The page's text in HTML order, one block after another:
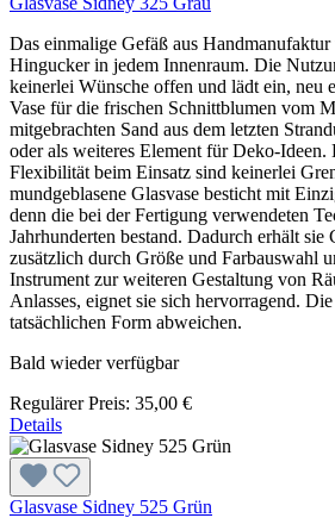
Das einmalige Gefäß aus
Hingucker in jedem Innenraum. Die
keinerlei Wünsche offen und lädt ein, neu
Vase für die frischen Schnittblumen vom
mitgebrachten Sand aus dem letzten
oder als weiteres Element für Deko-Ideen.
Flexibilität beim Einsatz sind keinerlei
mundgeblasene Glasvase besticht mit
denn die bei der Fertigung verwendeten
Jahrhunderten bestand. Dadurch erhält sie
zusätzlich durch Größe und Farbauswahl
Instrument zur weiteren Gestaltung von
Anlasses, eignet sie sich hervorragend.
tatsächlichen Form abweichen.
Bald wieder verfügbar
Regulärer Preis: 35,00 €
Details
Glasvase Sidney 525 Grün